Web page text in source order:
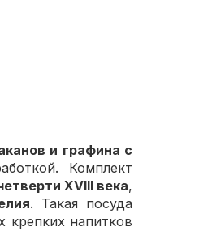
и графина с
Комплект
XVIII века,
. Такая посуда
крепких напитков